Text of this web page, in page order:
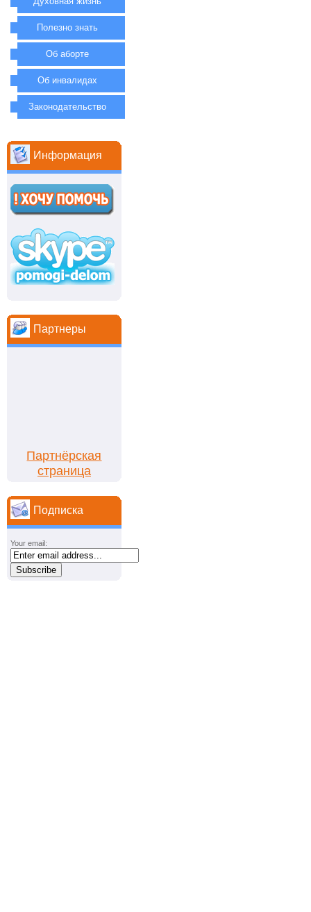
Полезно знать
Об аборте
Об инвалидах
Законодательство
Информация
Партнеры
Партнёрская
страница
Подписка
Your email: